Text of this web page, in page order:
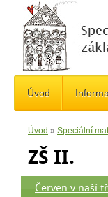
Úvod
Úvod » Speciální
ZŠ II.
Červen v naší